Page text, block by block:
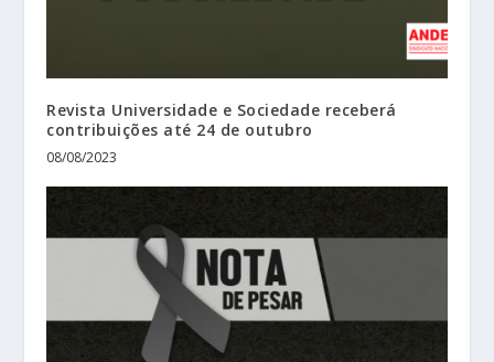
Revista Universidade e Sociedade receberá
contribuições até 24 de outubro
08/08/2023